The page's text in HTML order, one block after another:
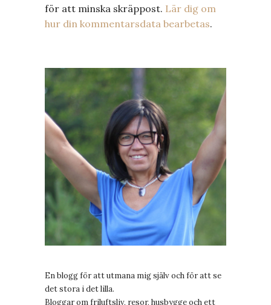
för att minska skräppost. Lär dig om
hur din kommentarsdata bearbetas.
En blogg för att utmana mig själv och för att se
det stora i det lilla.
Bloggar om friluftsliv, resor, husbygge och ett